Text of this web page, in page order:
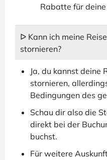
Rabatte für
ᐅ Kann ich meine
stornieren?
Ja, du kannst deine
stornieren,
Bedingungen des
Schau dir also die
direkt bei der
buchst.
Für weitere